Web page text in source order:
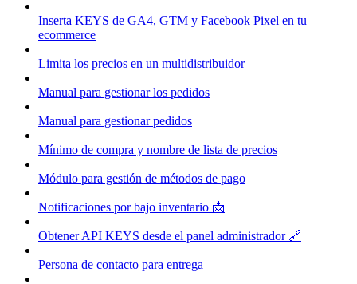
Inserta KEYS de GA4, GTM y Facebook Pixel en tu
ecommerce
Limita los precios en un multidistribuidor
Manual para gestionar los pedidos
Manual para gestionar pedidos
Mínimo de compra y nombre de lista de precios
Módulo para gestión de métodos de pago
Notificaciones por bajo inventario 📩
Obtener API KEYS desde el panel administrador 🔗
Persona de contacto para entrega